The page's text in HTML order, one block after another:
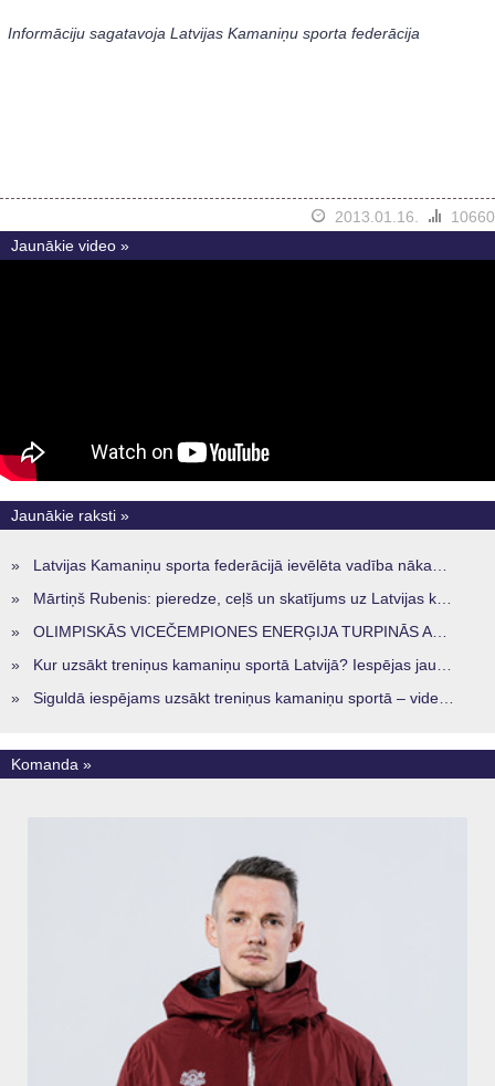
Informāciju sagatavoja Latvijas Kamaniņu sporta federācija
2013.01.16.
10660
Jaunākie video »
Jaunākie raksti »
» Latvijas Kamaniņu sporta federācijā ievēlēta vadība nākamajam četru gadu termiņam
» Mārtiņš Rubenis: pieredze, ceļš un skatījums uz Latvijas kamaniņu sportu
» OLIMPISKĀS VICEČEMPIONES ENERĢIJA TURPINĀS ARĪ STARPSEZONĀ
» Kur uzsākt treniņus kamaniņu sportā Latvijā? Iespējas jaunajiem sportistiem visos reģionos
» Siguldā iespējams uzsākt treniņus kamaniņu sportā – vide, kur veidojas nākamā sportistu paaudze
Komanda »